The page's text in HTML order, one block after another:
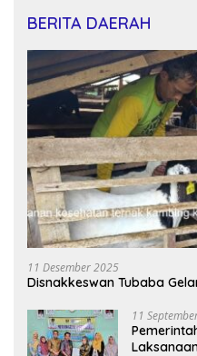
BERITA DAERAH
11 Desember 2025
Disnakkeswan Tubaba
11